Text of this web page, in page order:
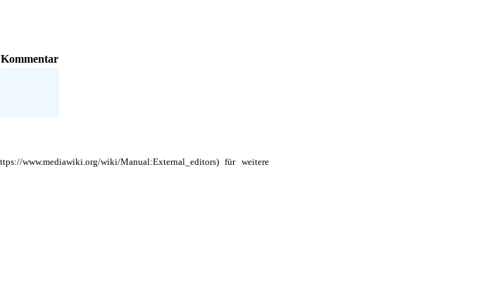
Kommentar
für weitere